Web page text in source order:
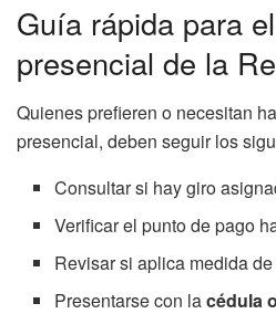
Guía rápida para
presencial de la
Quienes prefieren o necesitan
presencial, deben seguir los
Consultar si hay giro
Verificar el punto de pago
Revisar si aplica medida
Presentarse con lacédula